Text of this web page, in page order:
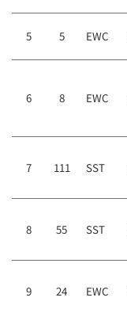
5 5 EWC
6 8 EWC
7 111 SST
8 55 SST
9 24 EWC